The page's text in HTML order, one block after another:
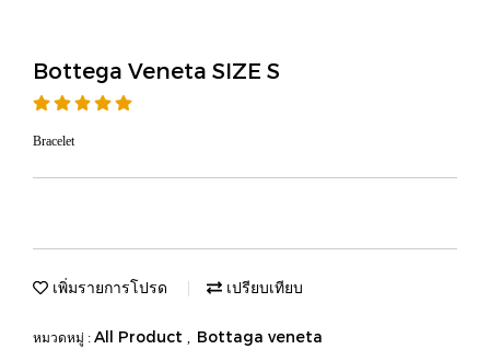
Bottega Veneta SIZE S
Bracelet
เพิ่มรายการโปรด เปรียบเทียบ
หมวดหมู่ : All Product , Bottaga veneta